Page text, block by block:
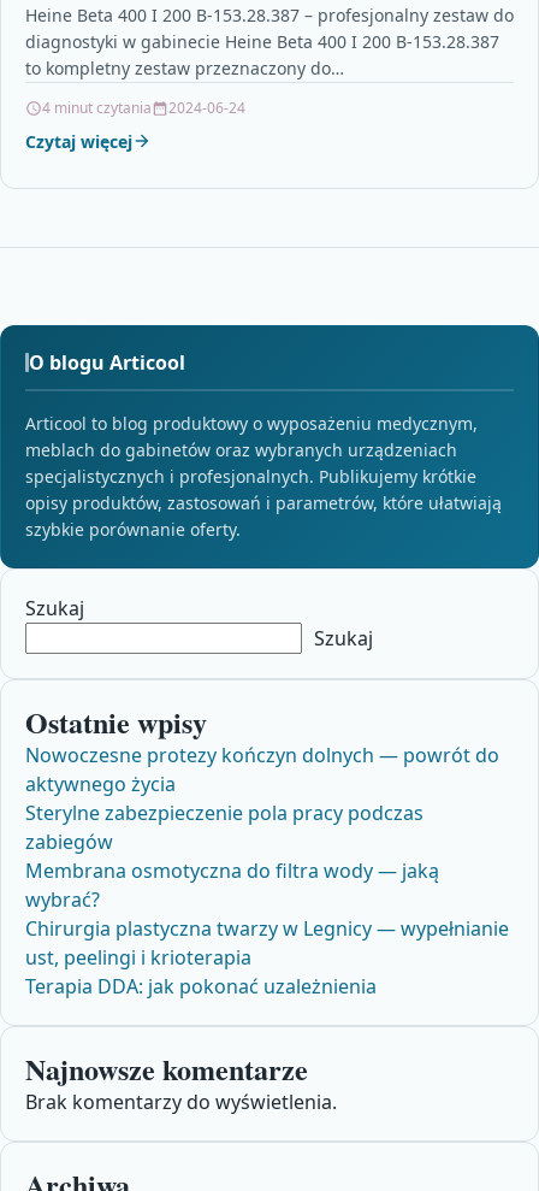
Heine Beta 400 I 200 B-153.28.387 – profesjonalny zestaw do
diagnostyki w gabinecie Heine Beta 400 I 200 B-153.28.387
to kompletny zestaw przeznaczony do…
4 minut czytania 2024-06-24
Czytaj więcej
O blogu Articool
Articool to blog produktowy o wyposażeniu medycznym,
meblach do gabinetów oraz wybranych urządzeniach
specjalistycznych i profesjonalnych. Publikujemy krótkie
opisy produktów, zastosowań i parametrów, które ułatwiają
szybkie porównanie oferty.
Szukaj
Szukaj
Ostatnie wpisy
Nowoczesne protezy kończyn dolnych — powrót do
aktywnego życia
Sterylne zabezpieczenie pola pracy podczas
zabiegów
Membrana osmotyczna do filtra wody — jaką
wybrać?
Chirurgia plastyczna twarzy w Legnicy — wypełnianie
ust, peelingi i krioterapia
Terapia DDA: jak pokonać uzależnienia
Najnowsze komentarze
Brak komentarzy do wyświetlenia.